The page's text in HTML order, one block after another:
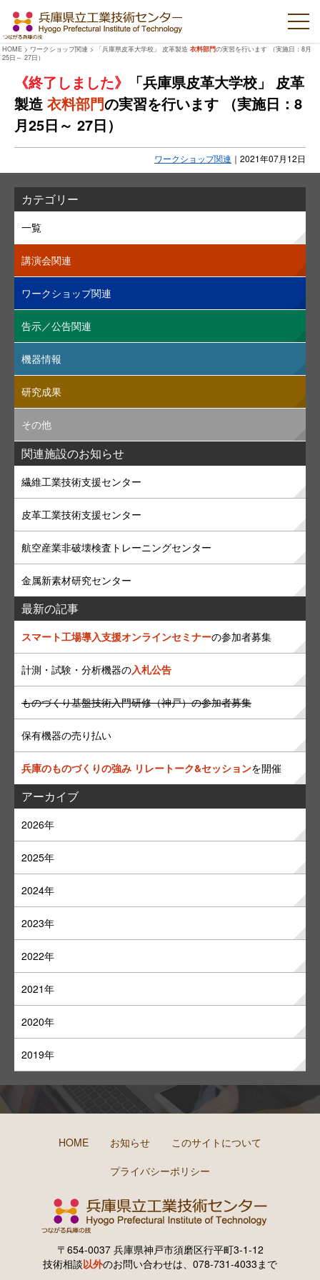
HOME > ワークショップ関連 > 「兵庫県皮革大学校」 皮革製造 衣料部門の実習を行います （実施日：8月
25日～ 27日）
「兵庫県皮革大学校」 皮革
製造衣料部門の実習を行います （実施日：8
月25日～ 27日）
ワークショップ関連 ｜ 2021年07月12日
カテゴリー
一覧
講演会関連
ワークショップ関連
告示／公告関連
機器情報
研究成果
その他
関連施設のお知らせ
繊維工業技術支援センター
皮革工業技術支援センター
航空産業非破壊検査トレーニングセンター
金属新素材研究センター
最新の記事
スマート工場導入支援オンラインセミナーの参加者募集
計測・試験・分析機器の入札公告
ものづくり基盤技術入門研修（神戸）の参加者募集
保有機器の売り払い
兵庫のものづくりの強み リレートーク&セッションを開催
アーカイブ
2026年
2025年
2024年
2023年
2022年
2021年
2020年
2019年
HOME お知らせ
このサイトについて
プライバシーポリシー
〒654-0037 兵庫県神戸市須磨区行平町3-1-12
技術相談以外のお問い合わせは、078-731-4033まで